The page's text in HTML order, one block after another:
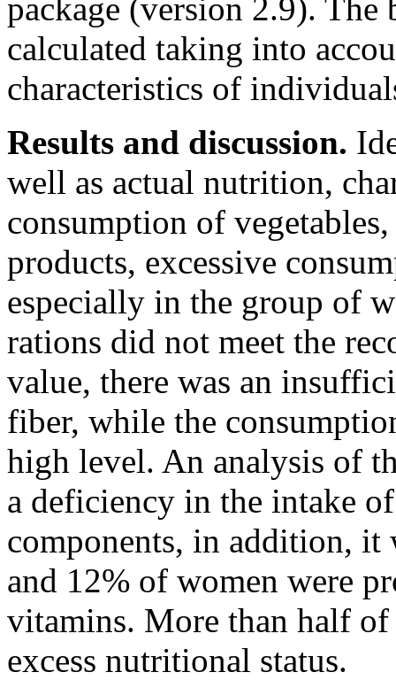
package (version 2.9).
calculated taking into
characteristics of
Results and discussion.
well as actual nutrition,
consumption of
products, excessive
especially in the group of
rations did not meet the
value, there was an
fiber, while the
high level. An analysis of
a deficiency in the intake
components, in addition, it
and 12% of women were
vitamins. More than half of
excess nutritional status.